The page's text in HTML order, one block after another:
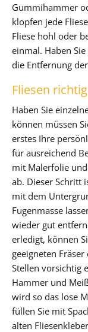
Gummihammer
klopfen jede
Fliese hohl oder
einmal. Haben
die Entfernung
Fliesen
Haben Sie
können müssen
erstes Ihre
für ausreichend
mit Malerfolie
ab. Dieser Schritt
mit dem
Fugenmasse
wieder gut
erledigt, können
geeigneten
Stellen vorsichtig
Hammer und
wird so das lose
füllen Sie mit
alten